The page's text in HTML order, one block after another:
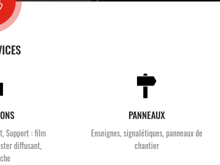
Support : film
diffusant,
PANNEAUX
Enseignes, signalétiques, panneaux de
chantier